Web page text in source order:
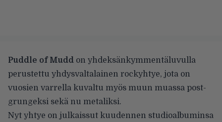
Puddle of Mudd on yhdeksänkymmentäluvulla
perustettu yhdysvaltalainen rockyhtye, jota on
vuosien varrella kuvaltu myös muun muassa post-
grungeksi sekä nu metaliksi.
Nyt yhtye on julkaissut kuudennen studioalbuminsa